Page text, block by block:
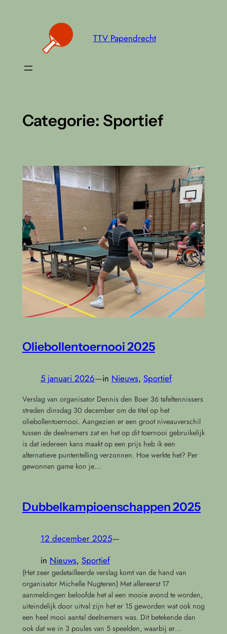
TTV Papendrecht
Categorie: Sportief
Oliebollentoernooi 2025
5 januari 2026—in Nieuws, Sportief
Verslag van organisator Dennis den Boer 36 tafeltennissers
streden dinsdag 30 december om de titel op het
oliebollentoernooi. Aangezien er een groot niveauverschil
tussen de deelnemers zat en het op dit toernooi gebruikelijk
is dat iedereen kans maakt op een prijs heb ik een
alternatieve puntentelling verzonnen. Hoe werkte het? Per
gewonnen game kon je…
Dubbelkampioenschappen 2025
12 december 2025—
in Nieuws, Sportief
(Het zeer gedetailleerde verslag komt van de hand van
organisator Michelle Nugteren) Met allereerst 17
aanmeldingen beloofde het al een mooie avond te worden,
uiteindelijk door uitval zijn het er 15 geworden wat ook nog
een heel mooi aantal deelnemers was. Dit betekende dan
ook dat we in 3 poules van 5 speelden, waarbij er…